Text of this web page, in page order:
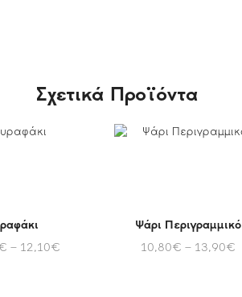
Σχετικά Προϊόντα
– 12,10€
Ψάρι Περιγραμμικό
10,80€ – 13,90€